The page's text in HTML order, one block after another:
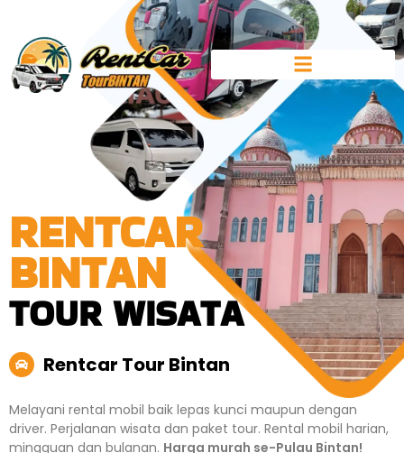
RENTCAR
BINTAN
TOUR WISATA
Rentcar Tour Bintan
Melayani rental mobil baik lepas kunci maupun dengan
driver. Perjalanan wisata dan paket tour. Rental mobil harian,
mingguan dan bulanan. Harga murah se-Pulau Bintan!